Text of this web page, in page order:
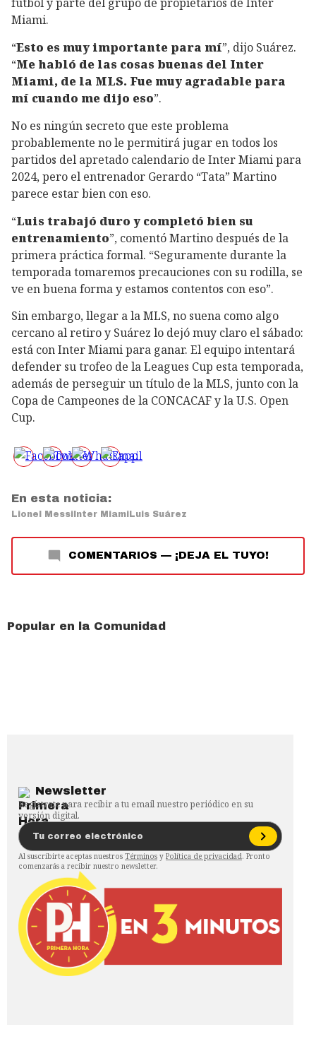
fútbol y parte del grupo de propietarios de Inter
Miami.
“Esto es muy importante para mí”, dijo Suárez.
“Me habló de las cosas buenas del Inter
Miami, de la MLS. Fue muy agradable para
mí cuando me dijo eso”.
No es ningún secreto que este problema
probablemente no le permitirá jugar en todos los
partidos del apretado calendario de Inter Miami para
2024, pero el entrenador Gerardo “Tata” Martino
parece estar bien con eso.
“Luis trabajó duro y completó bien su
entrenamiento”, comentó Martino después de la
primera práctica formal. “Seguramente durante la
temporada tomaremos precauciones con su rodilla, se
ve en buena forma y estamos contentos con eso”.
Sin embargo, llegar a la MLS, no suena como algo
cercano al retiro y Suárez lo dejó muy claro el sábado:
está con Inter Miami para ganar. El equipo intentará
defender su trofeo de la Leagues Cup esta temporada,
además de perseguir un título de la MLS, junto con la
Copa de Campeones de la CONCACAF y la U.S. Open
Cup.
En esta noticia:
Lionel Messi Inter Miami Luis Suárez
COMENTARIOS — ¡DEJA EL TUYO!
Popular en la Comunidad
Newsletter
Regístrate para recibir a tu email nuestro periódico en su
versión digital.
Al suscribirte aceptas nuestros Términos y Política de privacidad. Pronto
comenzarás a recibir nuestro newsletter.